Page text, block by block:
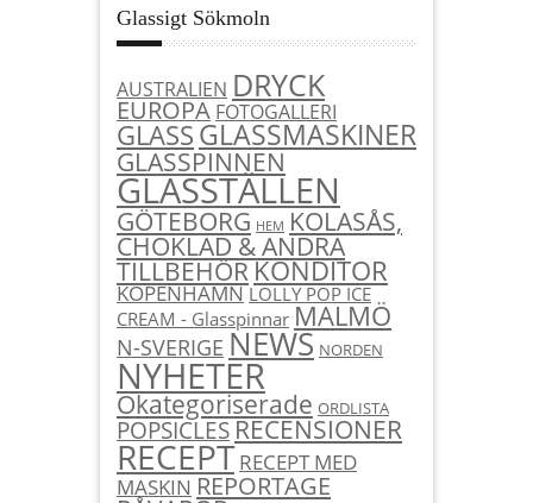
Glassigt Sökmoln
AUSTRALIEN DRYCK
EUROPA FOTOGALLERI
GLASSGLASSMASKINER
GLASSPINNEN
GLASSTÄLLEN
GÖTEBORG HEM KOLASÅS,
CHOKLAD & ANDRA
TILLBEHÖRKONDITOR
KÖPENHAMN LOLLY POP ICE
CREAM - Glasspinnar MALMÖ
N-SVERIGE NEWS NORDEN
NYHETER
Okategoriserade ORDLISTA
POPSICLESRECENSIONER
RECEPT RECEPT MED
MASKIN REPORTAGE